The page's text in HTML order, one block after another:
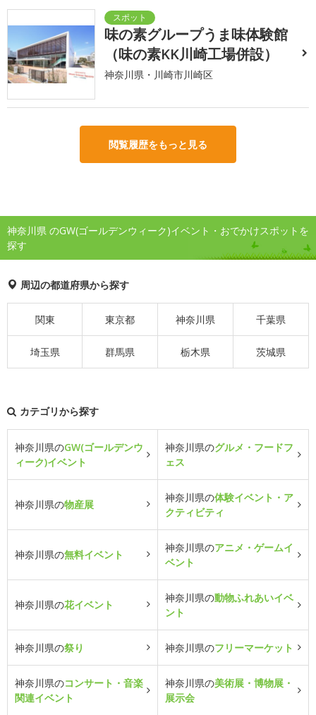
味の素グループうま味体験館
（味の素KK川崎工場併設）
神奈川県・川崎市川崎区
閲覧履歴をもっと見る
神奈川県 のGW(ゴールデンウィーク)イベント・おでかけスポットを
探す
周辺の都道府県から探す
関東 東京都 神奈川県 千葉県
埼玉県 群馬県 栃木県 茨城県
カテゴリから探す
神奈川県のGW(ゴールデンウ
ィーク)イベント
神奈川県のグルメ・フードフ
ェス
神奈川県の物産展
神奈川県の体験イベント・ア
クティビティ
神奈川県の無料イベント
神奈川県のアニメ・ゲームイ
ベント
神奈川県の花イベント
神奈川県の動物ふれあいイベ
ント
神奈川県の祭り 神奈川県のフリーマーケット
神奈川県のコンサート・音楽
関連イベント
神奈川県の美術展・博物展・
展示会